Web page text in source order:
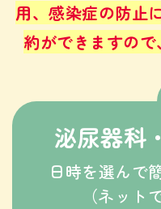
用、感染症の防止
約ができますので
泌尿器科
日時を選んで
（ネット